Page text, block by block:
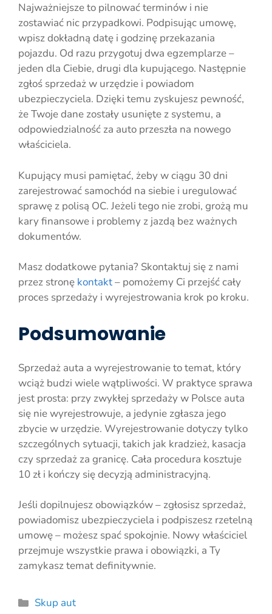
Najważniejsze to pilnować terminów i nie
zostawiać nic przypadkowi. Podpisując umowę,
wpisz dokładną datę i godzinę przekazania
pojazdu. Od razu przygotuj dwa egzemplarze –
jeden dla Ciebie, drugi dla kupującego. Następnie
zgłoś sprzedaż w urzędzie i powiadom
ubezpieczyciela. Dzięki temu zyskujesz pewność,
że Twoje dane zostały usunięte z systemu, a
odpowiedzialność za auto przeszła na nowego
właściciela.
Kupujący musi pamiętać, żeby w ciągu 30 dni
zarejestrować samochód na siebie i uregulować
sprawę z polisą OC. Jeżeli tego nie zrobi, grożą mu
kary finansowe i problemy z jazdą bez ważnych
dokumentów.
Masz dodatkowe pytania? Skontaktuj się z nami
przez stronę kontakt– pomożemy Ci przejść cały
proces sprzedaży i wyrejestrowania krok po kroku.
Podsumowanie
Sprzedaż auta a wyrejestrowanie to temat, który
wciąż budzi wiele wątpliwości. W praktyce sprawa
jest prosta: przy zwykłej sprzedaży w Polsce auta
się nie wyrejestrowuje, a jedynie zgłasza jego
zbycie w urzędzie. Wyrejestrowanie dotyczy tylko
szczególnych sytuacji, takich jak kradzież, kasacja
czy sprzedaż za granicę. Cała procedura kosztuje
10 zł i kończy się decyzją administracyjną.
Jeśli dopilnujesz obowiązków – zgłosisz sprzedaż,
powiadomisz ubezpieczyciela i podpiszesz rzetelną
umowę – możesz spać spokojnie. Nowy właściciel
przejmuje wszystkie prawa i obowiązki, a Ty
zamykasz temat definitywnie.
Kategorie
Skup aut